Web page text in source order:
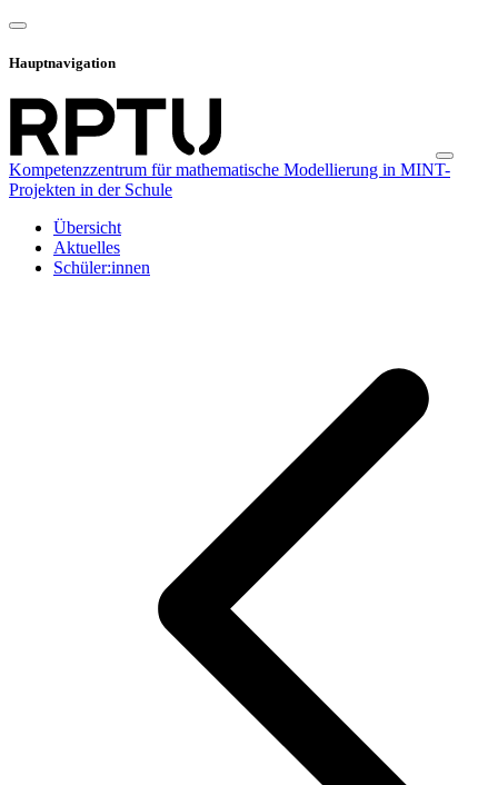
Hauptnavigation
Kompetenzzentrum für mathematische Modellierung in MINT-
Projekten in der Schule
Übersicht
Aktuelles
Schüler:innen